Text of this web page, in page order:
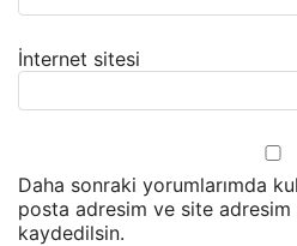
İnternet sitesi
Daha sonraki yorumlarımda
posta adresim ve site adresim
kaydedilsin.